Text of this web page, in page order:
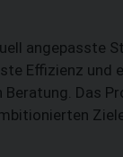
angepasste
Effizienz und
Das